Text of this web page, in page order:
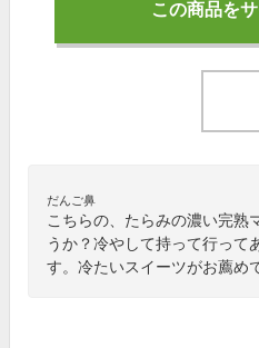
この商品を
だんご鼻
こちらの、たらみの濃い完熟
うか？冷やして持って行って
す。冷たいスイーツがお薦め